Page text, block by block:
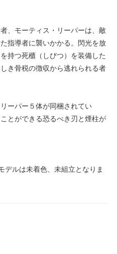
、モーティス・リーパーは、敵
指導者に襲いかかる。閃光を放
持つ死櫃（しびつ）を装備した
き骨税の徴収から逃れられる者
ーパー５体が同梱されてい
とができる恐るべき刃と煙柱が
デルは未着色、未組立となりま